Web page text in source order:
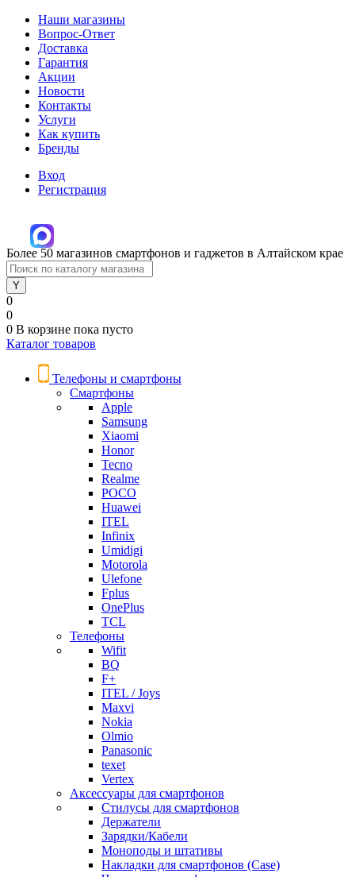
Наши магазины
Вопрос-Ответ
Доставка
Гарантия
Акции
Новости
Контакты
Услуги
Как купить
Бренды
Вход
Регистрация
Более 50 магазинов смартфонов и гаджетов в Алтайском крае
0
0
0 В корзине пока пусто
Каталог товаров
Телефоны и смартфоны
Смартфоны
Apple
Samsung
Xiaomi
Honor
Tecno
Realme
POCO
Huawei
ITEL
Infinix
Umidigi
Motorola
Ulefone
Fplus
OnePlus
TCL
Телефоны
Wifit
BQ
F+
ITEL / Joys
Maxvi
Nokia
Olmio
Panasonic
texet
Vertex
Аксессуары для смартфонов
Стилусы для смартфонов
Держатели
Зарядки/Кабели
Моноподы и штативы
Накладки для смартфонов (Case)